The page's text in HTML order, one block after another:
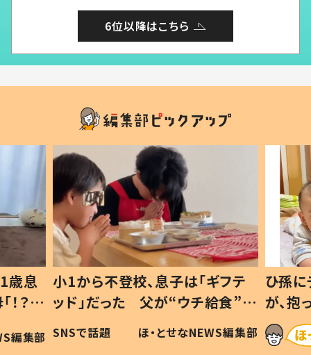
6位以降はこちら
歳息
？」
編集部
小1から不登校、息子は「ギフテ
ッド」だった 父が“ウチ給食”を
作り続ける理由とは #令和の親
#令和の子
SNSで話題 ほ・とせなNEWS編集部
ひ孫
が、
「涙が
い」